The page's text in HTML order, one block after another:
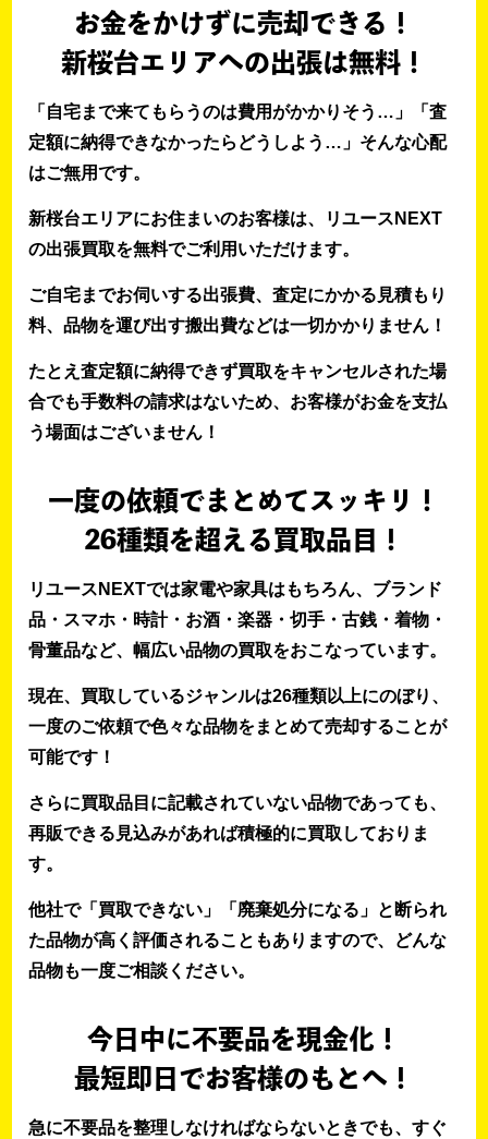
お金をかけずに売却できる！
新桜台エリアへの出張は無料！
「自宅まで来てもらうのは費用がかかりそう…」「査
定額に納得できなかったらどうしよう…」そんな心配
はご無用です。
新桜台エリアにお住まいのお客様は、リユースNEXT
の出張買取を無料でご利用いただけます。
ご自宅までお伺いする出張費、査定にかかる見積もり
料、品物を運び出す搬出費などは一切かかりません！
たとえ査定額に納得できず買取をキャンセルされた場
合でも手数料の請求はないため、お客様がお金を支払
う場面はございません！
一度の依頼でまとめてスッキリ！
26種類を超える買取品目！
リユースNEXTでは家電や家具はもちろん、ブランド
品・スマホ・時計・お酒・楽器・切手・古銭・着物・
骨董品など、幅広い品物の買取をおこなっています。
現在、買取しているジャンルは26種類以上にのぼり、
一度のご依頼で色々な品物をまとめて売却することが
可能です！
さらに買取品目に記載されていない品物であっても、
再販できる見込みがあれば積極的に買取しておりま
す。
他社で「買取できない」「廃棄処分になる」と断られ
た品物が高く評価されることもありますので、どんな
品物も一度ご相談ください。
今日中に不要品を現金化！
最短即日でお客様のもとへ！
急に不要品を整理しなければならないときでも、すぐ